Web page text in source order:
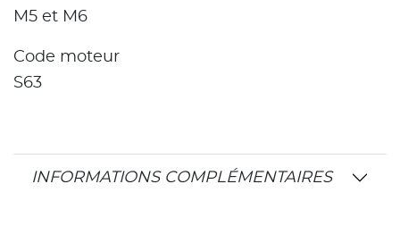
M5 et M6
Code moteur
S63
INFORMATIONS COMPLÉMENTAIRES